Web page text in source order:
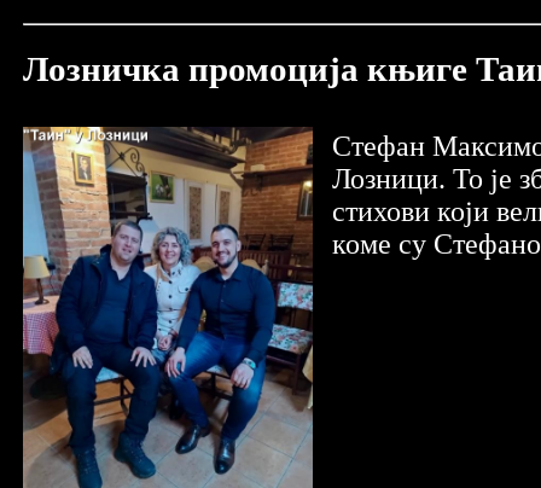
Лозничка промоција књиге
Стефан
Лозници. То је
стихови који
коме су